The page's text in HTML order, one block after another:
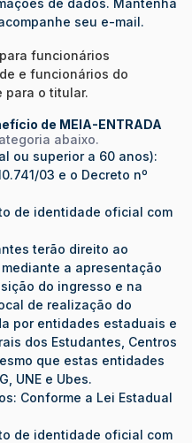
seu e-mail.
funcionários
e funcionários do
para o titular.
de MEIA-ENTRADA
abaixo.
ou superior a 60 anos):
03 e o Decreto nº
de identidade oficial com
terão direito ao
a apresentação
do ingresso e na
de realização do
por entidades estaduais e
dos Estudantes, Centros
que estas entidades
UNE e Ubes.
Conforme a Lei Estadual
de identidade oficial com